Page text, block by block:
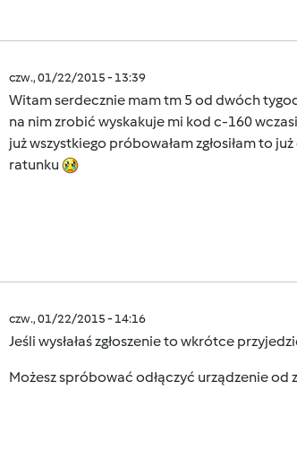
czw., 01/22/2015 - 13:39
Witam serdecznie mam tm 5 od dwóch
na nim zrobić wyskakuje mi kod c-160
już wszystkiego próbowałam zgłosiłam to
ratunku
czw., 01/22/2015 - 14:16
Jeśli wysłałaś zgłoszenie to wkrótce
Możesz spróbować odłączyć urządzenie